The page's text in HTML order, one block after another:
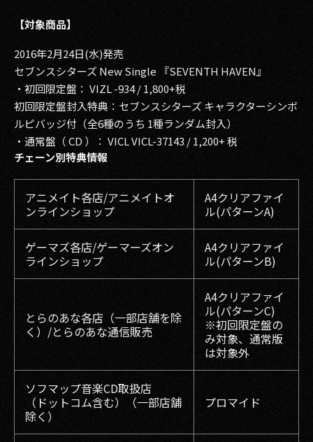
【対象商品】
2016年2月24日(水)発売
セブンスシターズ New Single 『SEVENTH HAVEN』
・初回限定盤： VIZL -934 / 1,800+税
初回限定盤封入特典：セブンスシターズ キャラクターシンボ
ルピバッジ付（全6種のうち 1種ランダム封入）
・通常盤（ CD ）： VICL VICL-37143 / 1,200+ 税
チェーン別特典情報
アニメイト各店/アニメイトオ
ンラインショップ
A4クリアファイ
ル(パターンA)
ゲーマズ各店/ゲーマーズオン
ラインショップ
A4クリアファイ
ル(パターンB)
とらのあな各店（一部店舗を除
く）/とらのあな通信販売
A4クリアファイ
ル(パターンC)
※初回限定盤の
み対象、通常版
は対象外
ソフマップ音楽CD取扱店
（ドットコム含む）（一部店舗
除く）
プロマイド